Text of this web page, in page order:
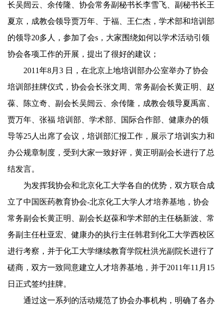
长吴闿云、余传隆、协会常务副秘书长李雪飞、副秘书长王
夏京，成教会领导贾万年、于福、王仁杰，学术部和培训部
的领导20多人，参加了会s，大家围绕如何以学术活动引领
协会各项工作的开展，提出了很好的建议；
2011年8月 3 日，在北京上地培训部办公室举办了协会
培训部挂牌仪式，协会会长张文周、常务副会长黄正明、赵
葆、陈立奇、副会长吴闿云、余传隆，成教会领导夏禹富、
贾万年、张福 培训部、学术部、国际合作部、健康办的领
导等25人出席了会议，培训部汇报工作，展示了培训实力和
办公规章制度，受到大家一致好评，黄正明副会长进行了总
结发言。
为发挥我协会和北京化工大学各自的优势，双方联合成
立了中国医药教育协会-北京化工大学人才培养基地，协会
常务副会长黄正明、副会长赵葆和学术部的主任杨新波、常
务副主任杜亚宏、健康办的执行主任韩君到化工大学西校区
进行考察，并于化工大学继续教育学院杜洪光副院长进行了
磋商，双方一致同意建立人才培养基地，并于2011年11 月 15
日 正式签约挂牌。
通过这一系列的活动规范了协会办事机构，明确了各办